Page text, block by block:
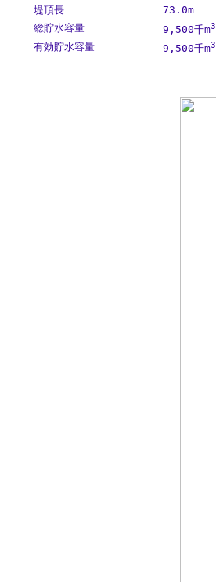
堤頂長
73.0m
総貯水容量
9,500千m3
有効貯水容量 9,500千m3